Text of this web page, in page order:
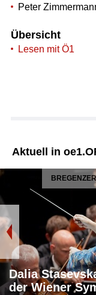
Peter
Übersicht
Lesen mit Ö1
Aktuell in
Dalia
der Wiener